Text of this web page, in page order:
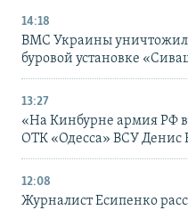
14:18
ВМС Украины
буровой установке
13:27
«На Кинбурне армия РФ
ОТК «Одесса» ВСУ Денис
12:08
Журналист Есипенко